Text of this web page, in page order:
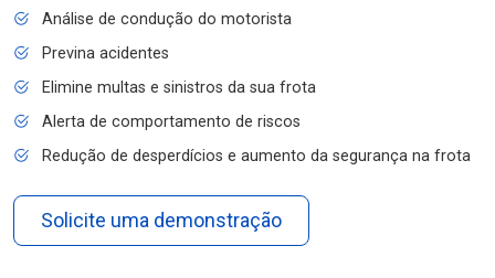
Análise de condução do motorista
Previna acidentes
Elimine multas e sinistros da sua frota
Alerta de comportamento de riscos
Redução de desperdícios e aumento da segurança na frota
Solicite uma demonstração